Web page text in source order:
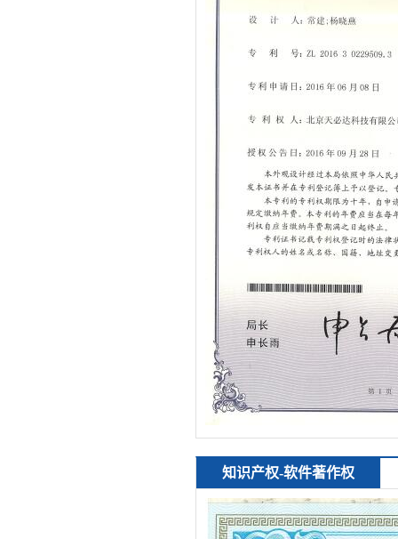
知识产权-软件著作权